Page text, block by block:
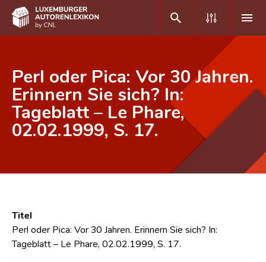
DE FR
Home
Autor(inn)en A-Z
Forschungsgruppe
Kontakt
Perl oder Pica: Vor 30 Jahren.
Erinnern Sie sich? In:
Tageblatt – Le Phare,
02.02.1999, S. 17.
Titel
Perl oder Pica: Vor 30 Jahren. Erinnern Sie sich? In:
Tageblatt – Le Phare, 02.02.1999, S. 17.